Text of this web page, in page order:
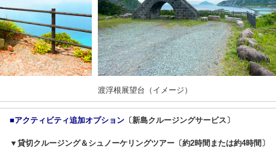
渡浮根展望台（イメージ）
■アクティビティ追加オプション 〔新島クルージングサービス〕
▼貸切クルージング＆シュノーケリングツアー〔約2時間または約4時間〕